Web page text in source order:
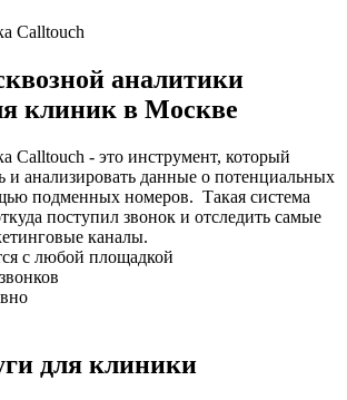
Calltouch
аналитики
клиник в Москве
Calltouch - это инструмент, который
и анализировать данные о потенциальных
подменных номеров. Такая система
поступил звонок и отследить самые
каналы.
с любой площадкой
для клиники